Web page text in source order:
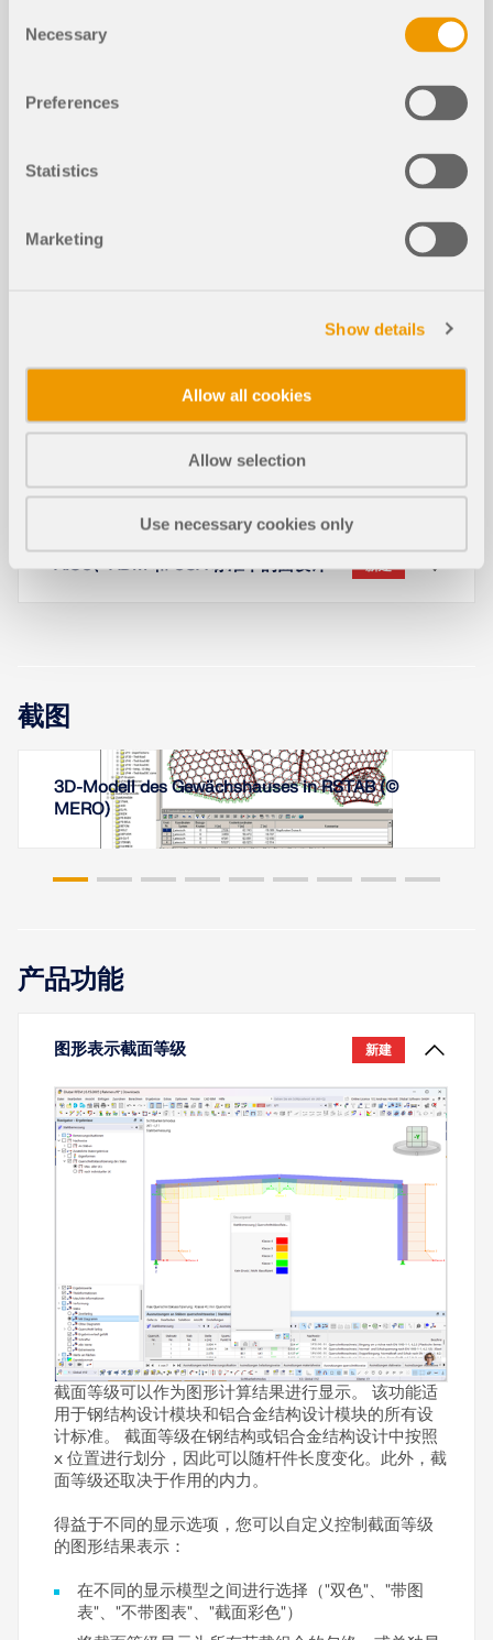
Selection
Necessary
Preferences
Statistics
Marketing
Show details
Allow all cookies
Allow selection
Use necessary cookies only
立结构不同，位于城区或密集建筑环境中的膜结构顶
盖会受到邻近建筑物和障碍物产生的复杂气流模式的
压、气动力和结构变形发生显著变化。
在本篇专业技术文章中，您将了解在 RFEM 6 和
RSTAB 9 的设计模块中，用于正常使用极限状态的截
面优化是如何工作的。
了解更多
参数研究借助Dlubal应用程序编程接口
这篇技术文章通过两个例子展示了如何通过定义全局
参数和Dlubal API来自动化进行参数研究。
了解更多
AISC、ADM 和 CSA 标准下的面设计 新建
了解更多
截图
3D-Modell des Gewächshauses in RSTAB (©
MERO)
产品功能
图形表示截面等级 新建
截面等级可以作为图形计算结果进行显示。 该功能适
用于钢结构设计模块和铝合金结构设计模块的所有设
计标准。 截面等级在钢结构或铝合金结构设计中按照
x 位置进行划分，因此可以随杆件长度变化。此外，截
面等级还取决于作用的内力。
得益于不同的显示选项，您可以自定义控制截面等级
的图形结果表示：
在不同的显示模型之间进行选择（"双色"、"带图
表"、"不带图表"、"截面彩色"）